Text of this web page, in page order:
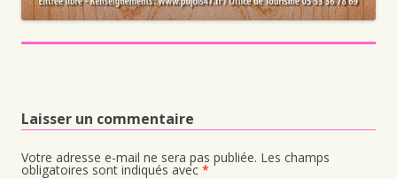
Laisser un commentaire
Votre adresse e-mail ne sera pas publiée. Les champs
obligatoires sont indiqués avec *